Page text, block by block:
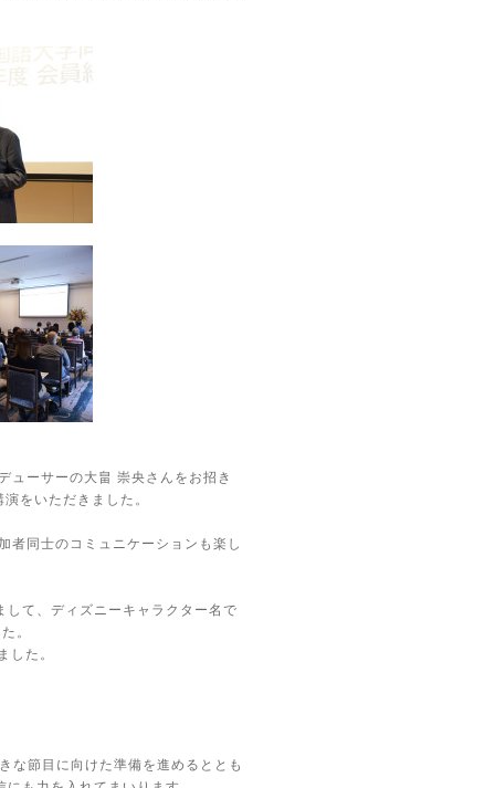
ューサーの大畠 崇央さんをお招き
をいただきました。
者同士のコミュニケーションも楽し
て、ディズニーキャラクター名で
。
した。
節目に向けた準備を進めるととも